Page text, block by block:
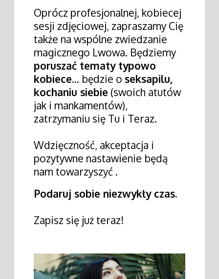
Oprócz profesjonalnej, kobiecej
sesji zdjęciowej, zapraszamy Cię
także na wspólne zwiedzanie
magicznego Lwowa. Będziemy
poruszać tematy typowo
kobiece... będzie o seksapilu,
kochaniu siebie (swoich atutów
jak i mankamentów),
zatrzymaniu się Tu i Teraz.
Wdzięczność, akceptacja i
pozytywne nastawienie będą
nam towarzyszyć .
Podaruj sobie niezwykły czas.
Zapisz się już teraz!